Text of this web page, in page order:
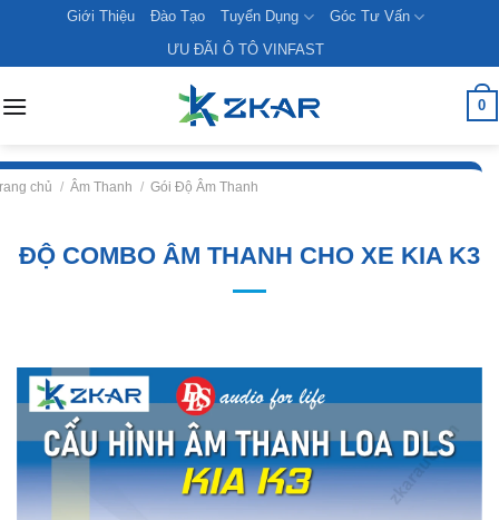
content
Giới Thiệu Đào Tạo Tuyển Dụng
Góc Tư Vấn
ƯU ĐÃI Ô TÔ VINFAST
0
chủ / Âm Thanh / Gói Độ Âm Thanh
ĐỘ COMBO ÂM THANH CHO XE KIA K3